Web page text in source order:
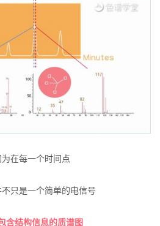
在每一个时间点
只是一个简单的电信号
含结构信息的质谱图